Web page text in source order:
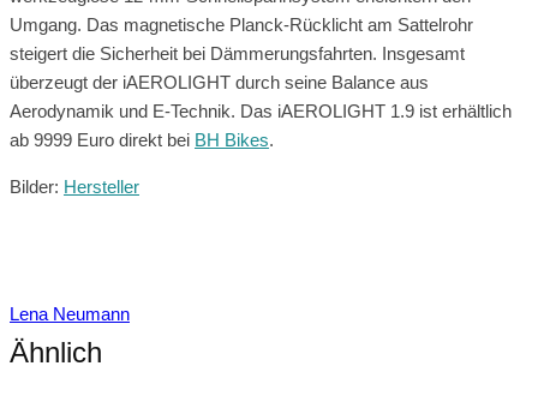
Umgang. Das magnetische Planck-Rücklicht am Sattelrohr
steigert die Sicherheit bei Dämmerungsfahrten. Insgesamt
überzeugt der iAEROLIGHT durch seine Balance aus
Aerodynamik und E-Technik. Das iAEROLIGHT 1.9 ist erhältlich
ab 9999 Euro direkt bei BH Bikes.
Bilder: Hersteller
Lena Neumann
Ähnlich